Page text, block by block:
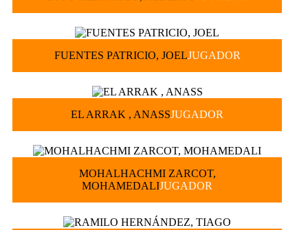
FUENTES PATRICIO, JOELJUGADOR
EL ARRAK , ANASSJUGADOR
MOHALHACHMI ZARCOT,
MOHAMEDALIJUGADOR